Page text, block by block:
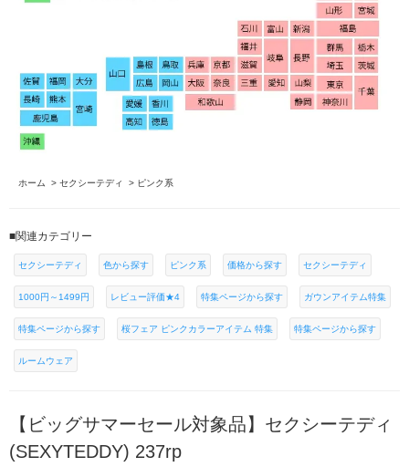
ホーム > セクシーテディ > ピンク系
■関連カテゴリー
セクシーテディ 色から探す ピンク系 価格から探す セクシーテディ
1000円～1499円 レビュー評価★4 特集ページから探す ガウンアイテム特集
特集ページから探す 桜フェア ピンクカラーアイテム 特集 特集ページから探す
ルームウェア
【ビッグサマーセール対象品】セクシーテディ
(SEXYTEDDY) 237rp